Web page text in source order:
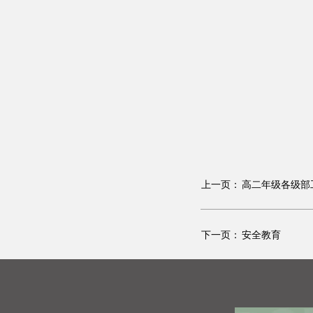
上一页： 高二年级各级部
下一页： 安全教育